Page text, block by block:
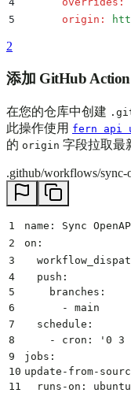
5
       origin
:
2
添加 GitHub Action
在您的仓库中创建
此操作使用 fern api
的 origin 字段拉取最
.github/workflows/sync-
1
name: Sync
2
on:
3
4
5
    branches:
6
- main
7
  schedule:
8
- cron: '0 3
9
jobs:
10 update-from-
11
runs-on: